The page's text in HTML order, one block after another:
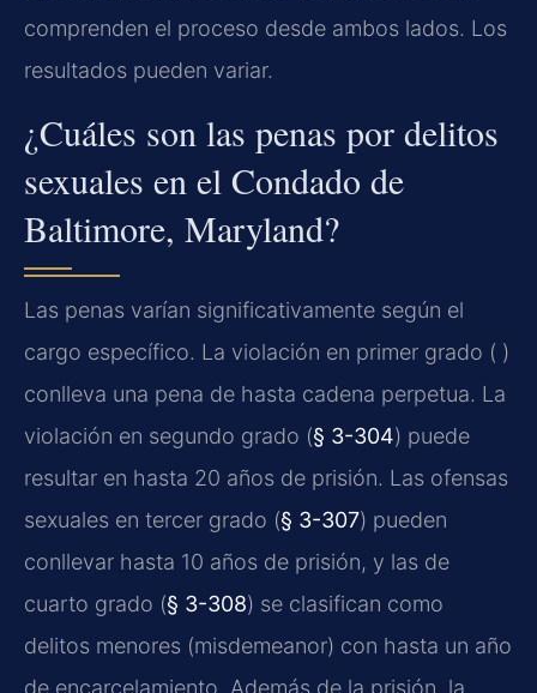
comprenden el proceso desde ambos lados. Los
resultados pueden variar.
¿Cuáles son las penas por delitos
sexuales en el Condado de
Baltimore, Maryland?
Las penas varían significativamente según el
cargo específico. La violación en primer grado ( )
conlleva una pena de hasta cadena perpetua. La
violación en segundo grado (§ 3-304) puede
resultar en hasta 20 años de prisión. Las ofensas
sexuales en tercer grado (§ 3-307) pueden
conllevar hasta 10 años de prisión, y las de
cuarto grado (§ 3-308) se clasifican como
delitos menores (misdemeanor) con hasta un año